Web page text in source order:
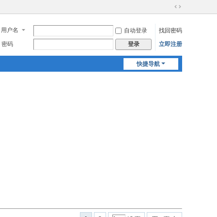
切
到
宽
用户名 自动登录
找回密码
密码
登录 立即注册
快捷导航